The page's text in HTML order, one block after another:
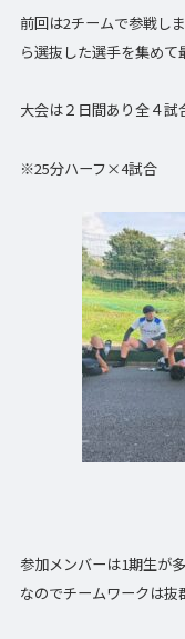
前回は2チームで参戦し
ら選抜した選手を集めて
大会は２日間あり全４試
※25分ハーフ×4試合
参加メンバーは1期生が
なのでチームワークは抜